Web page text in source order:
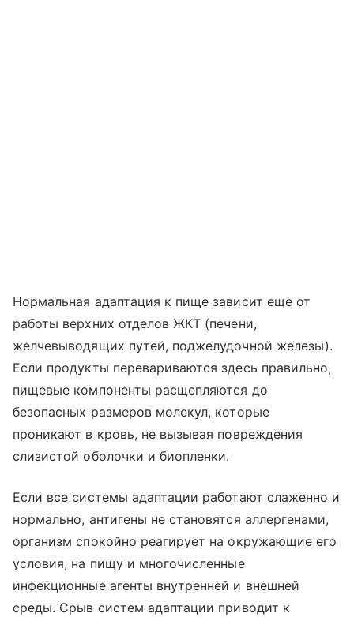
Нормальная адаптация к пище зависит еще от
работы верхних отделов ЖКТ (печени,
желчевыводящих путей, поджелудочной железы).
Если продукты перевариваются здесь правильно,
пищевые компоненты расщепляются до
безопасных размеров молекул, которые
проникают в кровь, не вызывая повреждения
слизистой оболочки и биопленки.
Если все системы адаптации работают слаженно и
нормально, антигены не становятся аллергенами,
организм спокойно реагирует на окружающие его
условия, на пищу и многочисленные
инфекционные агенты внутренней и внешней
среды. Срыв систем адаптации приводит к